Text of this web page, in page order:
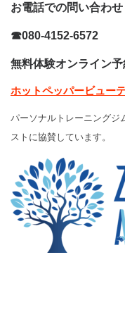
お電話での問い合わせ
☎080-4152-6572
無料体験オンライン予
ホットペッパービュー
パーソナルトレーニングジ
ストに協賛しています。